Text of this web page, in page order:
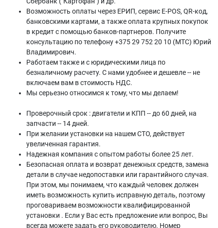
Возможность оплаты через ЕРИП, сервис E-POS, QR-код,
банковскими картами, а также оплата крупных покупок
в кредит с помощью банков-партнеров. Получите
консультацию по телефону +375 29 752 20 10 (МТС) Юрий
Владимирович.
Работаем также и с юридическими лица по
безналичному расчету. С нами удобнее и дешевле -- не
включаем вам в стоимость НДС.
Мы серьезно относимся к тому, что мы делаем!
Проверочный срок : двигатели и КПП -- до 60 дней, на
запчасти -- 14 дней.
При желании установки на нашем СТО, действует
увеличенная гарантия.
Надежная компания с опытом работы более 25 лет.
Безопасная оплата и возврат денежных средств, замена
детали в случае недопоставки или гарантийного случая.
При этом, мы понимаем, что каждый человек должен
иметь возможность купить исправную деталь, поэтому
проговариваем возможности квалифицированной
установки . Если у Вас есть предложение или вопрос, Вы
всегда можете задать его руководителю. Номер